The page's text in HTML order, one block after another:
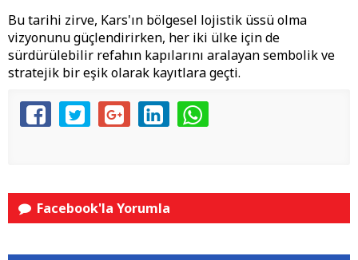
​Bu tarihi zirve, Kars'ın bölgesel lojistik üssü olma
vizyonunu güçlendirirken, her iki ülke için de
sürdürülebilir refahın kapılarını aralayan sembolik ve
stratejik bir eşik olarak kayıtlara geçti.
Facebook'la Yorumla